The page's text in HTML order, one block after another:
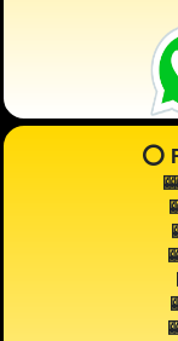
⭕️